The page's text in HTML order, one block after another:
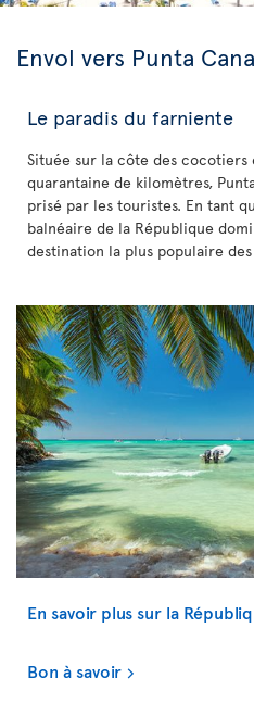
Envol vers Punta Cana
Le paradis du farniente
Située sur la côte des cocotiers
quarantaine de kilomètres,
prisé par les touristes. En tant
balnéaire de la République
destination la plus populaire des
En savoir plus sur la
Bon à savoir